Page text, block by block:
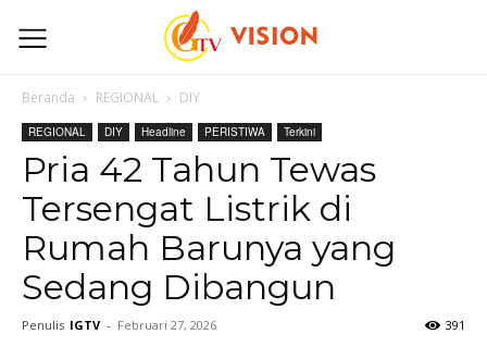
Beranda REGIONAL DIY
REGIONAL DIY Headline PERISTIWA Terkini
Pria 42 Tahun Tewas
Tersengat Listrik di
Rumah Barunya yang
Sedang Dibangun
Penulis IGTV - Februari 27, 2026 391